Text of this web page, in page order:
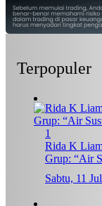
Terpopuler
1
Rida K
Grup: “Air
Sabtu, 11